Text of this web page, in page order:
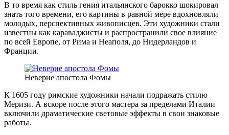
В то время как стиль гения итальянского барокко шокировал
знать того времени, его картины в равной мере вдохновляли
молодых, перспективных живописцев. Эти художники стали
известны как караваджисты и распространили свое влияние
по всей Европе, от Рима и Неаполя, до Нидерландов и
Франции.
Неверие апостола Фомы
К 1605 году римские художники начали подражать стилю
Меризи. А вскоре после этого мастера за пределами Италии
включили драматические световые эффекты в свои знаковые
работы.